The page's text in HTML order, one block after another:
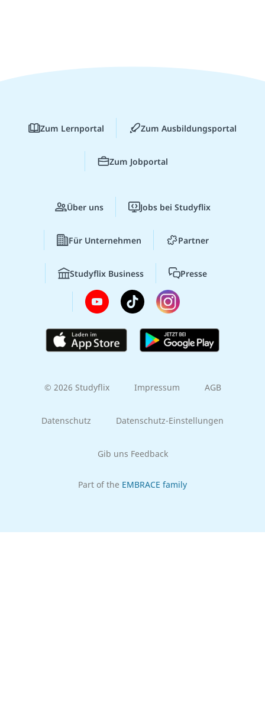
Zum Lernportal Zum Ausbildungsportal
Zum Jobportal
Über uns Jobs bei Studyflix
Für Unternehmen Partner
Studyflix Business Presse
© 2026 Studyflix Impressum AGB
Datenschutz Datenschutz-Einstellungen
Gib uns Feedback
Part of the EMBRACE family